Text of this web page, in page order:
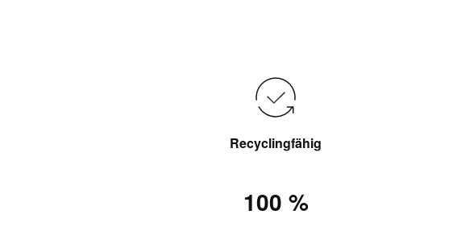
Recyclingfähig
100 %